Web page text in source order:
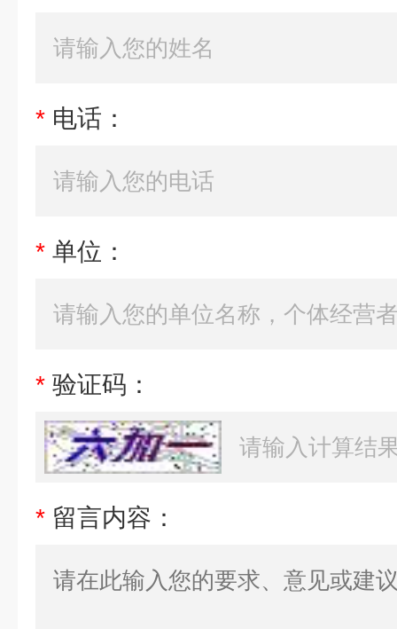
* 电话：
* 单位：
* 验证码：
* 留言内容：